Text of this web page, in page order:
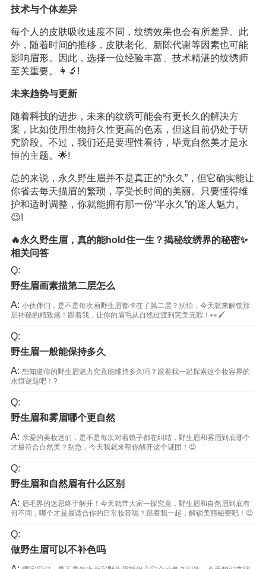
技术与个体差异
每个人的皮肤吸收速度不同，纹绣效果也会有所差异。此
外，随着时间的推移，皮肤老化、新陈代谢等因素也可能
影响眉形。因此，选择一位经验丰富、技术精湛的纹绣师
至关重要。👩‍🔬!
未来趋势与更新
随着科技的进步，未来的纹绣可能会有更长久的解决方
案，比如使用生物持久性更高的色素，但这目前仍处于研
究阶段。不过，我们还是要理性看待，毕竟自然美才是永
恒的主题。🌟!
总的来说，永久野生眉并不是真正的“永久”，但它确实能让
你省去每天描眉的繁琐，享受长时间的美丽。只要懂得维
护和适时调整，你就能拥有那一份“半永久”的迷人魅力。
😉!
🔥永久野生眉，真的能hold住一生？揭秘纹绣界的秘密✨
相关问答
Q:
野生眉画素描第二层怎么
A: 小伙伴们，是不是每次画野生眉都卡在了第二层？别怕，今天就来解锁那
层神秘的精致感！跟着我，让你的眉毛从自然过渡到完美无瑕！👀🖌️
Q:
野生眉一般能保持多久
A: 想知道你的野生眉魅力究竟能维持多久吗？跟着我一起探索这个妆容界的
永恒谜题吧！?
Q:
野生眉和雾眉哪个更自然
A: 亲爱的美妆迷们，是不是每次对着镜子都在纠结，野生眉和雾眉到底哪个
才最符合自然美？别急，今天我就来帮你解开这个谜团！😉
Q:
野生眉和自然眉有什么区别
A: 眉毛界的迷思终于解开！今天就带大家一探究竟，野生眉和自然眉到底有
何不同，哪个才是最适合你的日常妆容呢？跟着我一起，解锁美丽秘密吧！😉
Q:
做野生眉可以不补色吗